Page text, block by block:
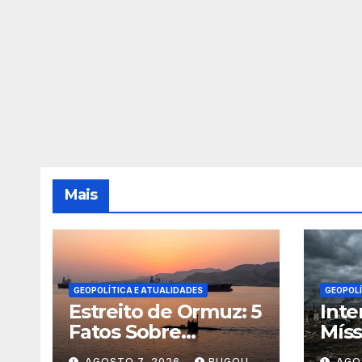
Mais
GEOPOLÍTICA E ATUALIDADES
Estreito de Ormuz: 5
Fatos Sobre
Geopolítica e